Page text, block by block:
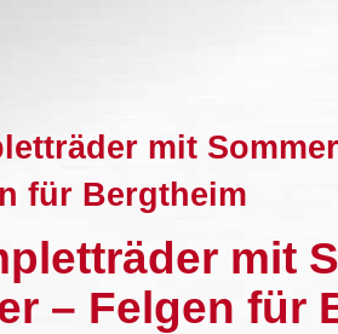
mit
für Bergtheim
mit
– Felgen für